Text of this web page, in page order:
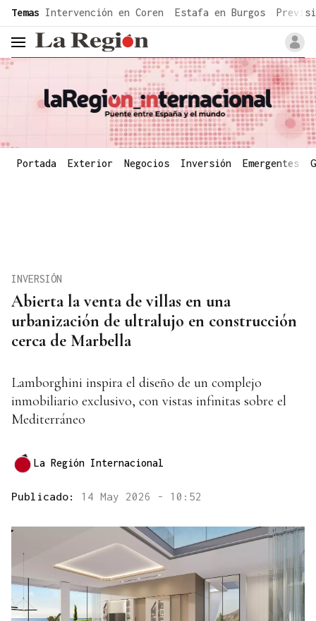
common.go-to-content
Temas Intervención en Coren Estafa en Burgos
header.menu.open
Portada Exterior Negocios Inversión Emergentes
Abierta la venta de villas en una
urbanización de ultralujo en construcción
cerca de Marbella
INVERSIÓN
Lamborghini inspira el diseño de un complejo
inmobiliario exclusivo, con vistas infinitas sobre el
Mediterráneo
La Región Internacional
Publicado: 14 May 2026 - 10:52